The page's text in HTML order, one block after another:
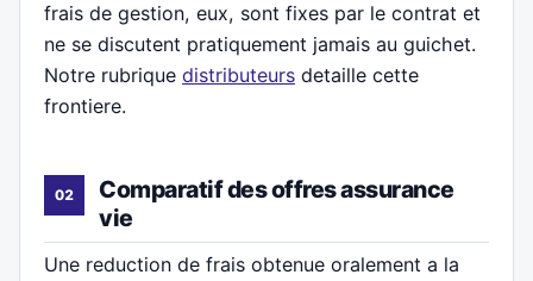
frais de gestion, eux, sont fixes par le contrat et
ne se discutent pratiquement jamais au guichet.
Notre rubrique distributeurs detaille cette
frontiere.
Comparatif des offres assurance
vie
Une reduction de frais obtenue oralement a la